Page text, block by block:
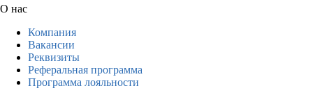
О нас
Компания
Вакансии
Реквизиты
Реферальная программа
Программа лояльности